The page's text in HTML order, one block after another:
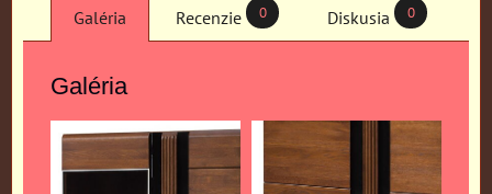
Galéria Recenzie 0 Diskusia 0
Galéria